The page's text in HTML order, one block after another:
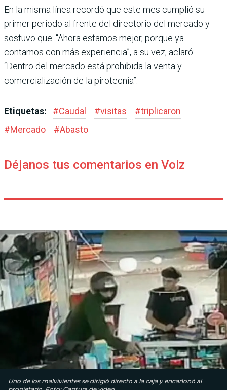
En la misma línea recordó que este mes cumplió su
primer periodo al frente del directorio del mer­cado y
sostuvo que: “Ahora estamos mejor, porque ya
contamos con más experiencia”, a su vez, aclaró:
“Dentro del mercado está prohibida la venta y
comercialización de la pirotecnia”.
Etiquetas: #Caudal #visitas #triplicaron
#Mercado #Abasto
Déjanos tus comentarios en Voiz
Uno de los malvivientes se dirigió directo a la caja y encañonó al